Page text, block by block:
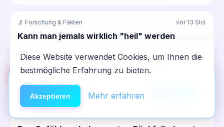
🔬 Forschung & Fakten vor 13 Std.
Kann man jemals wirklich "heil" werden
all die Artikel, die ich früher als Journalist über
Gesundheit...
Von dritteReihe
🆘Hilfe
NeelixberliN auf dem Homescreen —
wie eine echte App.
Diese Website verwendet Cookies, um Ihnen die
bestmögliche Erfahrung zu bieten.
Akzeptieren Mehr erfahren